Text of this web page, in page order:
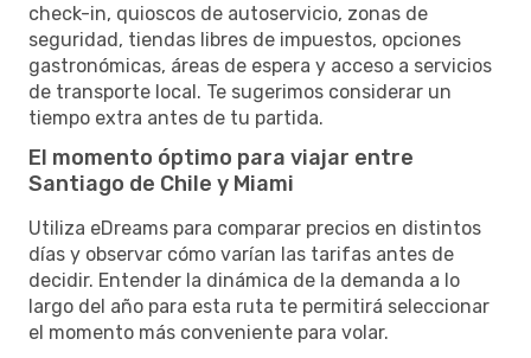
check-in, quioscos de autoservicio, zonas de
seguridad, tiendas libres de impuestos, opciones
gastronómicas, áreas de espera y acceso a servicios
de transporte local. Te sugerimos considerar un
tiempo extra antes de tu partida.
El momento óptimo para viajar entre
Santiago de Chile y Miami
Utiliza eDreams para comparar precios en distintos
días y observar cómo varían las tarifas antes de
decidir. Entender la dinámica de la demanda a lo
largo del año para esta ruta te permitirá seleccionar
el momento más conveniente para volar.